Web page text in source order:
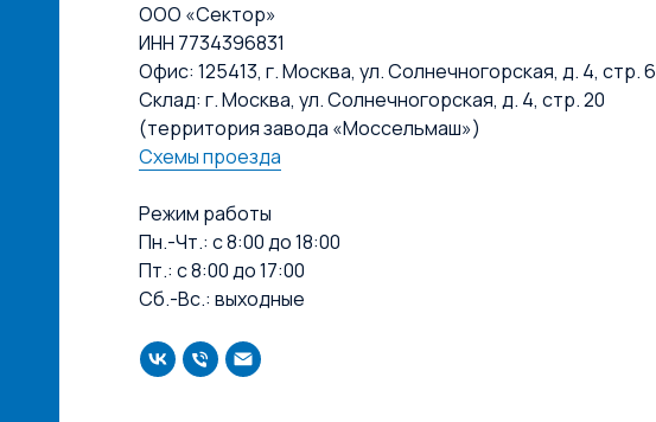
ООО «Сектор»
ИНН 7734396831
Офис: 125413, г. Москва, ул. Солнечногорская, д. 4, стр. 6
Склад: г. Москва, ул. Солнечногорская, д. 4, стр. 20
(территория завода «Моссельмаш»)
Схемы проезда
Режим работы
Пн.-Чт.: с 8:00 до 18:00
Пт.: с 8:00 до 17:00
Сб.-Вс.: выходные